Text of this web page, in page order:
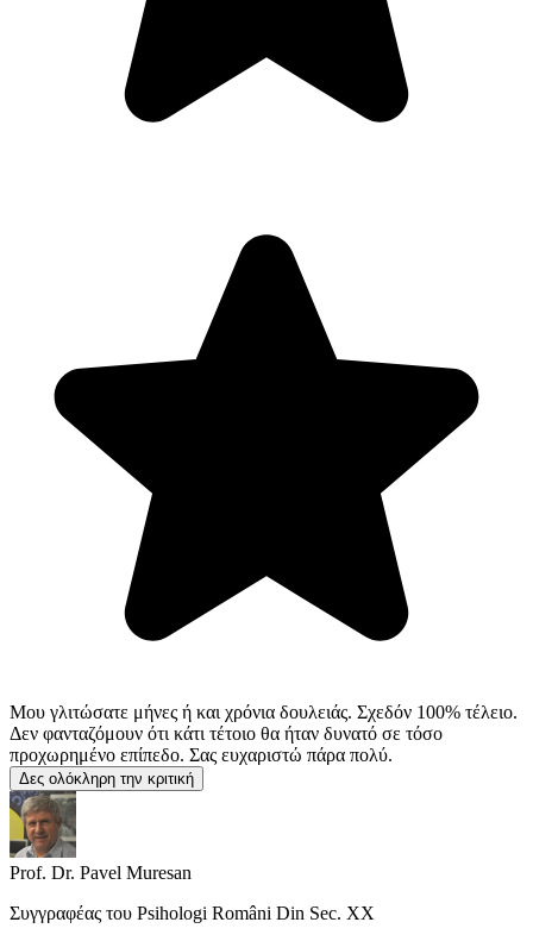
Μου γλιτώσατε μήνες ή και χρόνια δουλειάς. Σχεδόν 100% τέλειο.
Δεν φανταζόμουν ότι κάτι τέτοιο θα ήταν δυνατό σε τόσο
προχωρημένο επίπεδο. Σας ευχαριστώ πάρα πολύ.
Δες ολόκληρη την κριτική
Prof. Dr. Pavel Muresan
Συγγραφέας του Psihologi Români Din Sec. XX